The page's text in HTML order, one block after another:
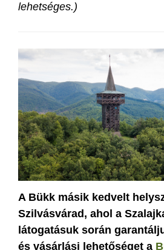
lehetséges.)
A Bükk másik kedvelt
Szilvásvárad, ahol a
látogatásuk során
és vásárlási lehetőséget a